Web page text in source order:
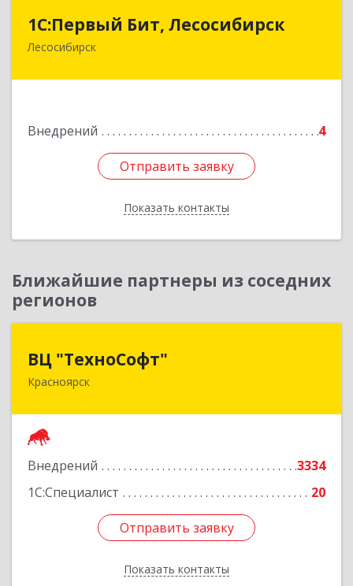
1С:Первый Бит, Лесосибирск
Лесосибирск
Внедрений 4
Отправить заявку
Показать контакты
1С:Первый Бит, Лесосибирск
662544, Красноярский край, Лесосибирск г,
Отправить заявку
Назад
Ближайшие партнеры из соседних
регионов
ВЦ "ТехноСофт"
Красноярск
Внедрений
3334
1С:Специалист
20
Отправить заявку
Показать контакты
660118, Красноярский край, Красноярск г,
Отправить заявку
Назад